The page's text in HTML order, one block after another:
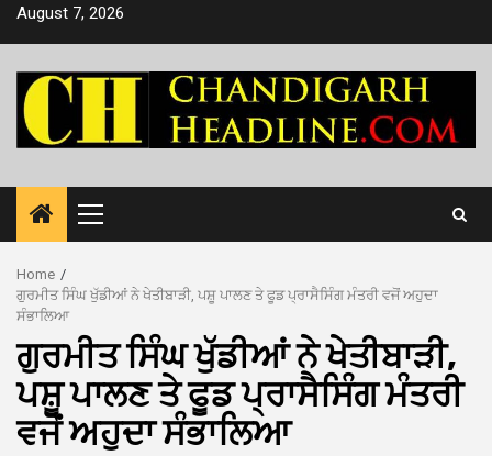
SkipAugust 7, 2026
Primary
Menu
Home
ਗੁਰਮੀਤ ਸਿੰਘ ਖੁੱਡੀਆਂ ਨੇ ਖੇਤੀਬਾੜੀ, ਪਸ਼ੂ ਪਾਲਣ ਤੇ ਫੂਡ ਪ੍ਰਾਸੈਸਿੰਗ ਮੰਤਰੀ ਵਜੋਂ ਅਹੁਦਾ
ਸੰਭਾਲਿਆ
ਗੁਰਮੀਤ ਸਿੰਘ ਖੁੱਡੀਆਂ ਨੇ ਖੇਤੀਬਾੜੀ,
ਪਸ਼ੂ ਪਾਲਣ ਤੇ ਫੂਡ ਪ੍ਰਾਸੈਸਿੰਗ ਮੰਤਰੀ
ਵਜੋਂ ਅਹੁਦਾ ਸੰਭਾਲਿਆ